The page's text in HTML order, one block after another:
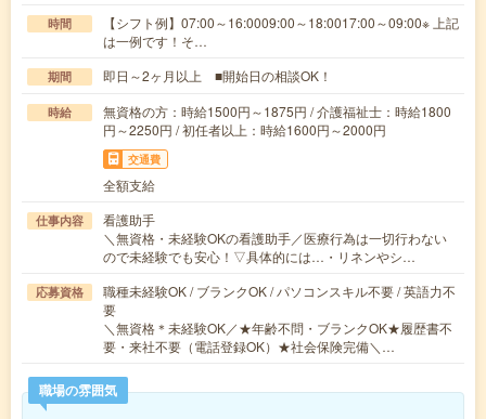
時間
【シフト例】07:00～16:0009:00～18:0017:00～09:00※ 上記
は一例です！そ…
期間 即日～2ヶ月以上 ■開始日の相談OK！
時給
無資格の方：時給1500円～1875円 / 介護福祉士：時給1800
円～2250円 / 初任者以上：時給1600円～2000円
交通費
全額支給
仕事内容
看護助手
＼無資格・未経験OKの看護助手／医療行為は一切行わない
ので未経験でも安心！▽具体的には…・リネンやシ…
応募資格
職種未経験OK / ブランクOK / パソコンスキル不要 / 英語力不
要
＼無資格＊未経験OK／★年齢不問・ブランクOK★履歴書不
要・来社不要（電話登録OK）★社会保険完備＼…
職場の雰囲気